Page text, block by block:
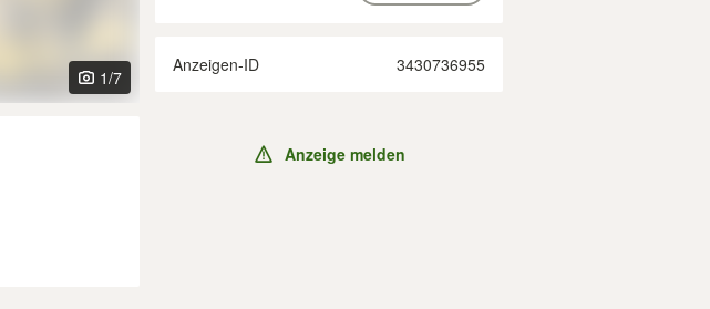
1/7
Anzeigen-ID 3430736955
Anzeige melden